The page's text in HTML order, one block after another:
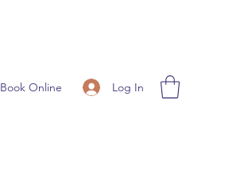
Log In
Book Online